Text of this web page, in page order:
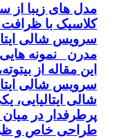
مدل های زیبا از
کلاسیک با
سرویس شالی
مدرن نمونه هایی
این مقاله از
سرویس شالی
شالی ایتالیایی،
پرطرفدار در
طراحی خاص و